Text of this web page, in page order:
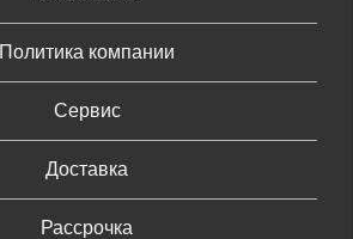
Политика компании
Сервис
Доставка
Рассрочка